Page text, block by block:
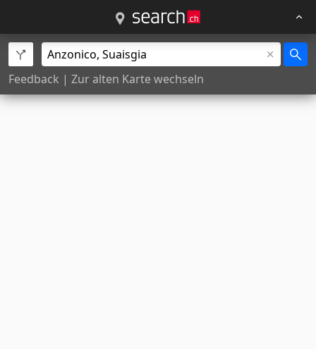
Feedback | Zur alten Karte wechseln